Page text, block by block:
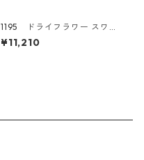
1195 ドライフラワー スワッ
グ アジサイ
¥11,210